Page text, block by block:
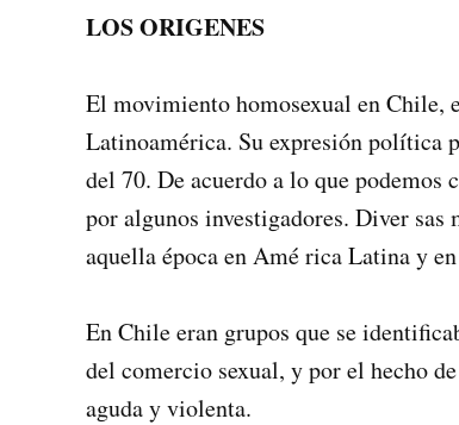
LOS ORIGENES
El movimiento homosexual en Chile,
Latinoamérica. Su expresión política
del 70. De acuerdo a lo que
por algunos investigadores. Diver­ sas
aquella época en Amé­ rica Latina y
En Chile eran grupos que se
del comercio sexual, y por el hecho
aguda y violenta.